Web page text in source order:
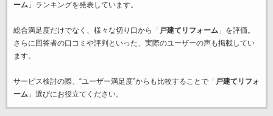
ーム」ランキングを発表しています。
総合満足度だけでなく、様々な切り口から「 戸建てリフォーム」を評価。
さらに回答者の口コミや評判といった、実際のユーザーの声も掲載してい
ます。
サービス検討の際、“ユーザー満足度”からも比較することで「 戸建てリフォ
ーム」選びにお役立てください。